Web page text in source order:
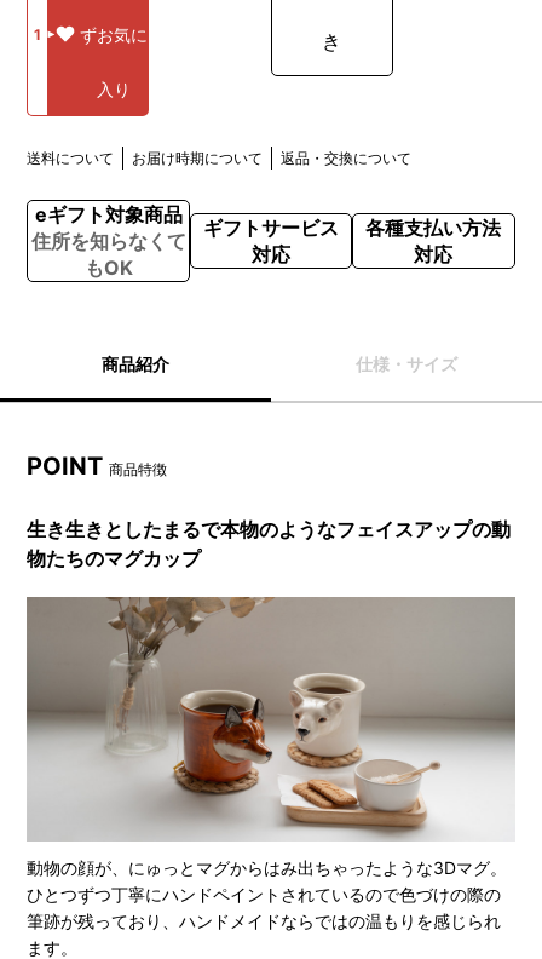
1 ずお気に
入り
き
送料について お届け時期について 返品・交換について
eギフト対象商品
住所を知らなくて
もOK
ギフトサービス
対応
各種支払い方法
対応
商品紹介 仕様・サイズ
POINT商品特徴
生き生きとしたまるで本物のようなフェイスアップの動
物たちのマグカップ
動物の顔が、にゅっとマグからはみ出ちゃったような3Dマグ。
ひとつずつ丁寧にハンドペイントされているので色づけの際の
筆跡が残っており、ハンドメイドならではの温もりを感じられ
ます。